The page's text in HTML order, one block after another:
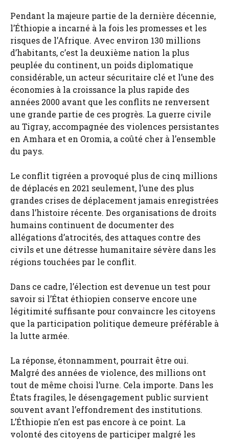
Pendant la majeure partie de la dernière décennie,
l’Éthiopie a incarné à la fois les promesses et les
risques de l’Afrique. Avec environ 130 millions
d’habitants, c’est la deuxième nation la plus
peuplée du continent, un poids diplomatique
considérable, un acteur sécuritaire clé et l’une des
économies à la croissance la plus rapide des
années 2000 avant que les conflits ne renversent
une grande partie de ces progrès. La guerre civile
au Tigray, accompagnée des violences persistantes
en Amhara et en Oromia, a coûté cher à l’ensemble
du pays.
Le conflit tigréen a provoqué plus de cinq millions
de déplacés en 2021 seulement, l’une des plus
grandes crises de déplacement jamais enregistrées
dans l’histoire récente. Des organisations de droits
humains continuent de documenter des
allégations d’atrocités, des attaques contre des
civils et une détresse humanitaire sévère dans les
régions touchées par le conflit.
Dans ce cadre, l’élection est devenue un test pour
savoir si l’État éthiopien conserve encore une
légitimité suffisante pour convaincre les citoyens
que la participation politique demeure préférable à
la lutte armée.
La réponse, étonnamment, pourrait être oui.
Malgré des années de violence, des millions ont
tout de même choisi l’urne. Cela importe. Dans les
États fragiles, le désengagement public survient
souvent avant l’effondrement des institutions.
L’Éthiopie n’en est pas encore à ce point. La
volonté des citoyens de participer malgré les